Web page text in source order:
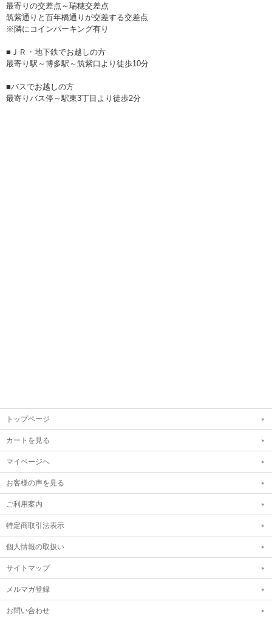
最寄りの交差点～瑞穂交差点
筑紫通りと百年橋通りが交差する交差点
※隣にコインパーキング有り
■ＪＲ・地下鉄でお越しの方
最寄り駅～博多駅～筑紫口より徒歩10分
■バスでお越しの方
最寄りバス停～駅東3丁目より徒歩2分
トップページ
カートを見る
マイページへ
お客様の声を見る
ご利用案内
特定商取引法表示
個人情報の取扱い
サイトマップ
メルマガ登録
お問い合わせ